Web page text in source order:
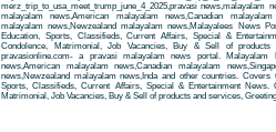
merz_trip_to_usa_meet_trump_june_4_2025,pravasi news,malayalam
malayalam news,American malayalam news,Canadian
malayalam news,Newzealand malayalam news,Malayalees News
Education, Sports, Classifieds, Current Affairs, Special &
Condolence, Matrimonial, Job Vacancies, Buy & Sell of
pravasionline.com- a pravasi malayalam news portal. Malayalam
news,American malayalam news,Canadian malayalam
news,Newzealand malayalam news,Inda and other countries.
Sports, Classifieds, Current Affairs, Special & Entertainment News.
Matrimonial, Job Vacancies, Buy & Sell of products and services,